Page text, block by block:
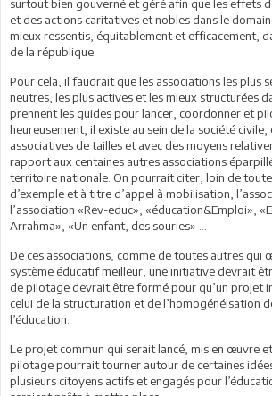
surtout bien gouverné et géré afin que les effets
et des actions caritatives et nobles dans le
mieux ressentis, équitablement et efficacement,
de la république.
Pour cela, il faudrait que les associations les plus
neutres, les plus actives et les mieux structurées
prennent les guides pour lancer, coordonner et
heureusement, il existe au sein de la société
associatives de tailles et avec des moyens
rapport aux centaines autres associations
territoire nationale. On pourrait citer, loin de
d’exemple et à titre d’appel à mobilisation,
l’association «Rev-educ», «éducation&Emploi»,
Arrahma», «Un enfant, des souries» …
De ces associations, comme de toutes autres qui
système éducatif meilleur, une initiative devrait
de pilotage devrait être formé pour qu’un projet
celui de la structuration et de l’homogénéisation
l’éducation.
Le projet commun qui serait lancé, mis en œuvre
pilotage pourrait tourner autour de certaines
plusieurs citoyens actifs et engagés pour